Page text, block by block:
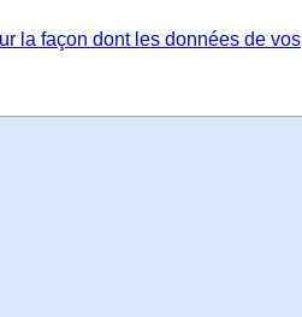
la façon dont les données de vos